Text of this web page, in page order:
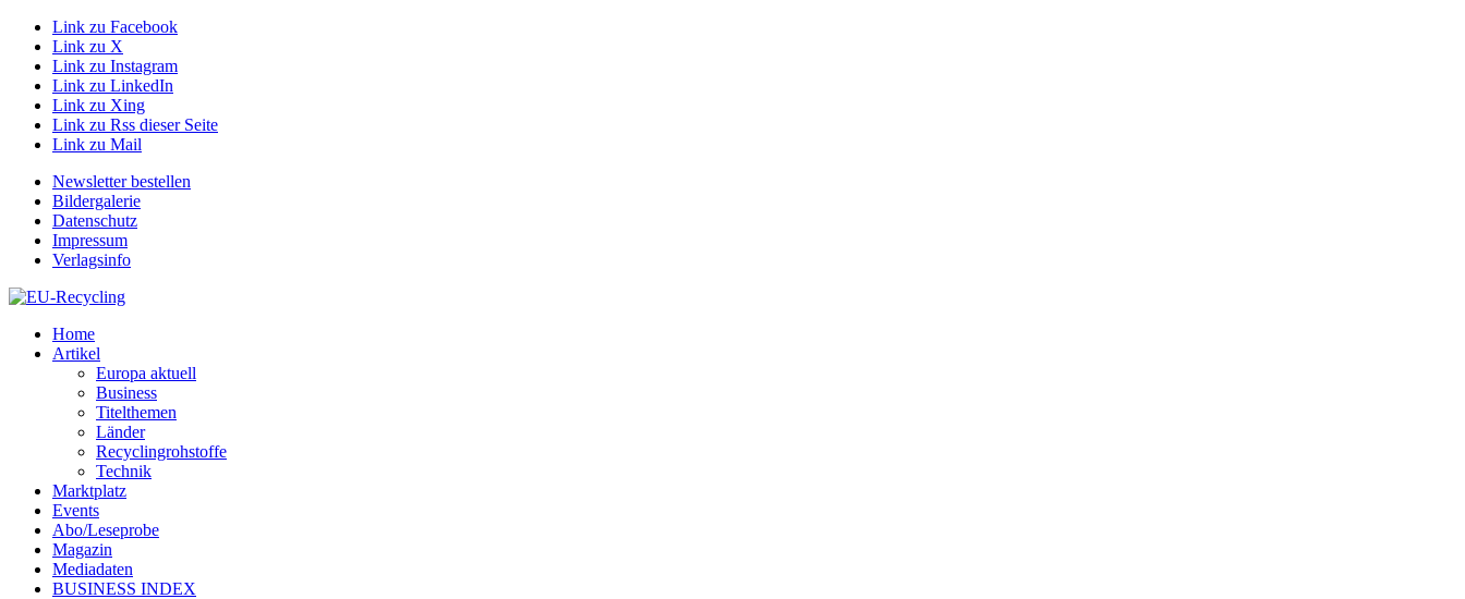
Link zu Facebook
Link zu X
Link zu Instagram
Link zu LinkedIn
Link zu Xing
Link zu Rss dieser Seite
Link zu Mail
Newsletter bestellen
Bildergalerie
Datenschutz
Impressum
Verlagsinfo
Home
Artikel
Europa aktuell
Business
Titelthemen
Länder
Recyclingrohstoffe
Technik
Marktplatz
Events
Abo/Leseprobe
Magazin
Mediadaten
BUSINESS INDEX